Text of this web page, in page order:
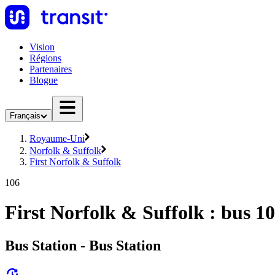
Vision
Régions
Partenaires
Blogue
Français
Royaume-Uni
Norfolk & Suffolk
First Norfolk & Suffolk
106
First Norfolk & Suffolk : bus
Bus Station - Bus Station